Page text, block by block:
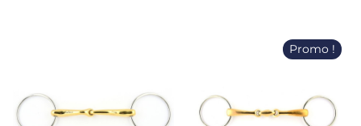
Promo !